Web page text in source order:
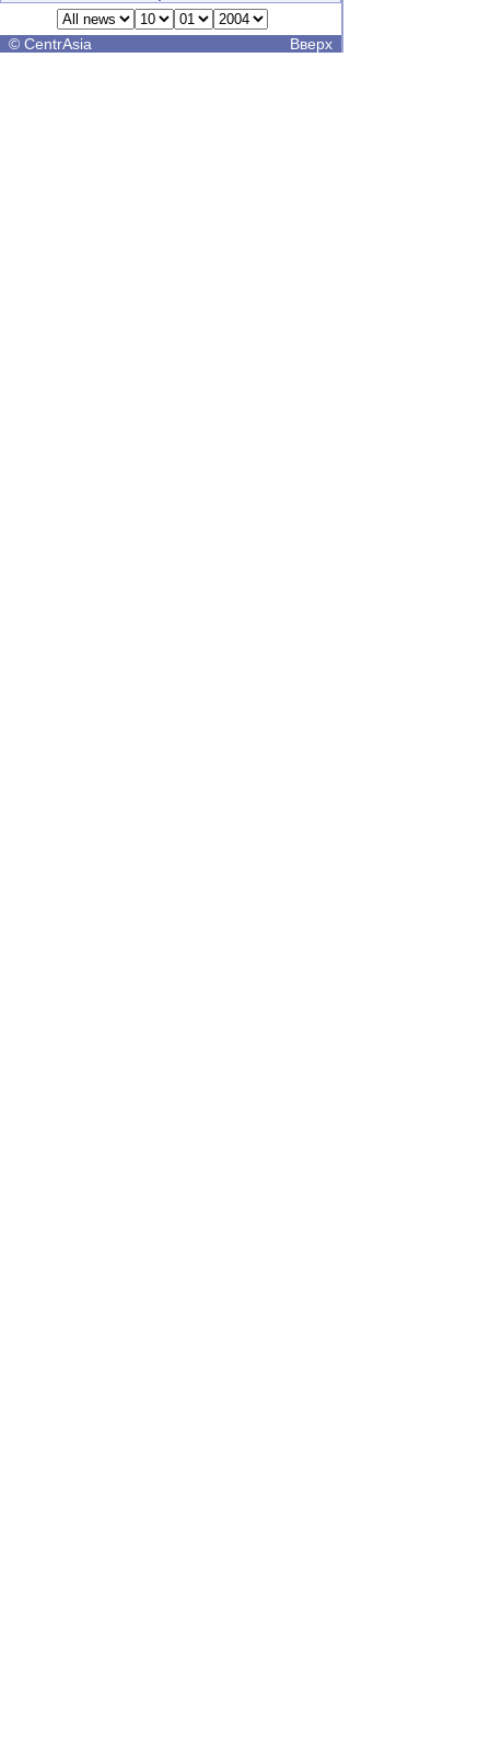
© CentrAsia Вверх